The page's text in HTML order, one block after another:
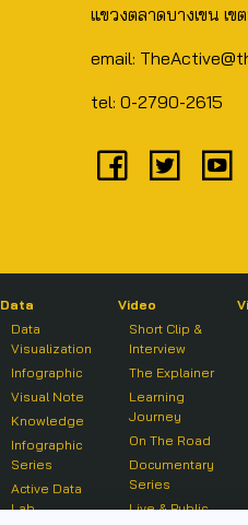
แขวงตลาดบางเขน เข
email:
tel: 0-2790-2615
Data
Data
Visualization
Infographic
Visual Note
Knowledge
Infographic
Series
Active Data
Lab
Video
Short Clip &
Interview
The Explainer
Learning
Journey
On The Road
Documentary
Series
Live & Public